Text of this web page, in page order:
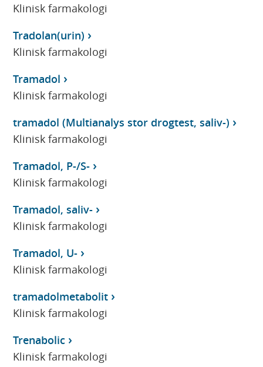
Klinisk farmakologi
Tradolan(urin)
Klinisk farmakologi
Tramadol
Klinisk farmakologi
tramadol (Multianalys stor drogtest, saliv-)
Klinisk farmakologi
Tramadol, P-/S-
Klinisk farmakologi
Tramadol, saliv-
Klinisk farmakologi
Tramadol, U-
Klinisk farmakologi
tramadolmetabolit
Klinisk farmakologi
Trenabolic
Klinisk farmakologi